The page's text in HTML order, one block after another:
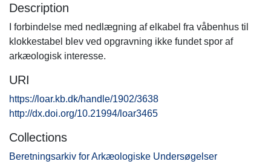
Description
I forbindelse med nedlægning af elkabel fra våbenhus til
klokkestabel blev ved opgravning ikke fundet spor af
arkæologisk interesse.
URI
https://loar.kb.dk/handle/1902/3638
http://dx.doi.org/10.21994/loar3465
Collections
Beretningsarkiv for Arkæologiske Undersøgelser